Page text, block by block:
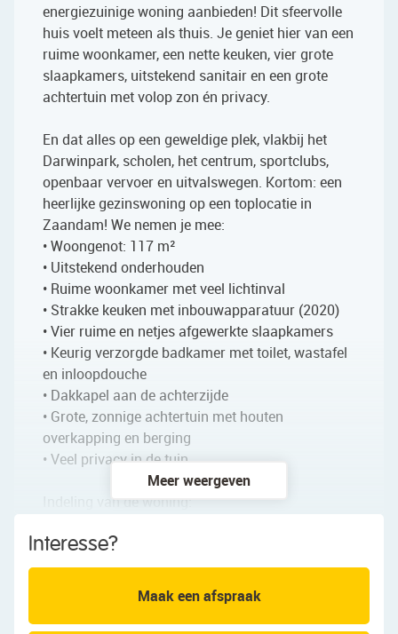
energiezuinige woning aanbieden! Dit sfeervolle
huis voelt meteen als thuis. Je geniet hier van een
ruime woonkamer, een nette keuken, vier grote
slaapkamers, uitstekend sanitair en een grote
achtertuin met volop zon én privacy.
En dat alles op een geweldige plek, vlakbij het
Darwinpark, scholen, het centrum, sportclubs,
openbaar vervoer en uitvalswegen. Kortom: een
heerlijke gezinswoning op een toplocatie in
Zaandam! We nemen je mee:
• Woongenot: 117 m²
• Uitstekend onderhouden
• Ruime woonkamer met veel lichtinval
• Strakke keuken met inbouwapparatuur (2020)
• Vier ruime en netjes afgewerkte slaapkamers
• Keurig verzorgde badkamer met toilet, wastafel
en inloopdouche
• Dakkapel aan de achterzijde
• Grote, zonnige achtertuin met houten
overkapping en berging
• Veel privacy in de tuin
Indeling van de woning:
Begane grond:
Via de netjes verzorgde voortuin bereik je de
overdekte voordeur van deze mooie
tussenwoning. Achter de voordeur bevindt zich de
entreehal met een toiletruimte met zwevend toilet
Meer weergeven
Interesse?
Maak een afspraak